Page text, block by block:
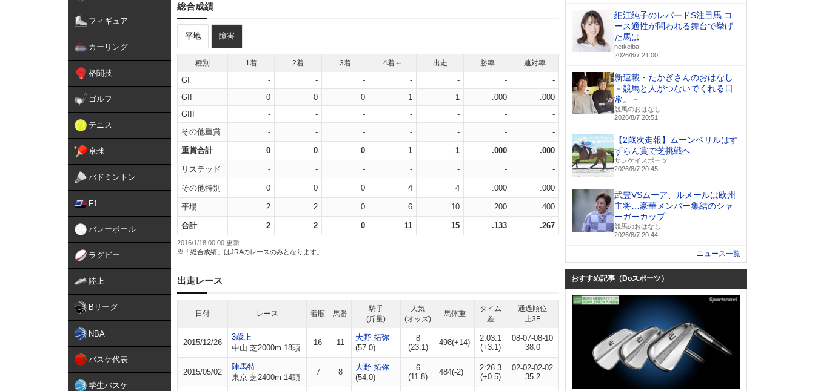
フィギュア
カーリング
格闘技
ゴルフ
テニス
卓球
バドミントン
F1
バレーボール
ラグビー
陸上
Bリーグ
NBA
バスケ代表
学生バスケ
総合成績
平地 障害
種別 1着 2着 3着 4着～ 出走 勝率 連対率
GI - - - - - -
-
GII
0 0 0 1 1 .000
.000
GIII
- - - - - -
-
その他重賞
- - - - - - -
重賞合計 0 0 0 1 1 .000 .000
リステッド - - - - - - -
その他特別 0 0 0 4 4 .000 .000
平場 2 2 0 6 10 .200 .400
合計 2 2 0 11 15 .133 .267
2016/1/18 00:00 更新
※「総合成績」はJRAのレースのみとなります。
出走レース
日付 レース 着順 馬番
騎手
(斤量)
人気
(オッズ)
馬体重
タイム
差
通過順位
上3F
2015/12/26
3歳上
中山 芝2000m 18頭
16 11
大野 拓弥
(57.0)
8
(23.1)
498(+14)
2:03.1
(+3.1)
08-07-08-10
38.0
2015/05/02
陣馬特
東京 芝2400m 14頭
7 8
大野 拓弥
(54.0)
6
(11.8)
484(-2)
2:26.3
(+0.5)
02-02-02-02
35.2
細江純子のレパードS注目馬 コ
ース適性が問われる舞台で挙げ
た馬は
netkeiba
2026/8/7 21:00
新連載・たかぎさんのおはなし
－競馬と人がつないでくれる日
常。－
競馬のおはなし
2026/8/7 20:51
【2歳次走報】ムーンベリルはす
ずらん賞で芝挑戦へ
サンケイスポーツ
2026/8/7 20:45
武豊VSムーア、ルメールは欧州
主将…豪華メンバー集結のシャ
ーガーカップ
競馬のおはなし
2026/8/7 20:44
ニュース一覧
おすすめ記事（Doスポーツ）